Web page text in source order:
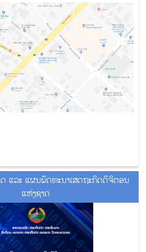
ແລະ ແຜນພັດທະນາເສດຖະກິດດິຈິຕອນ
ແຫ່ງຊາດ